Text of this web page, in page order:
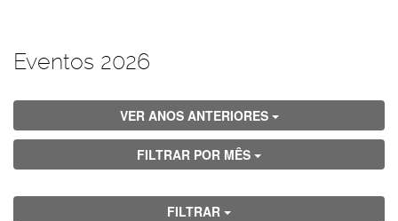
Eventos 2026
VER ANOS ANTERIORES
FILTRAR POR MÊS
FILTRAR